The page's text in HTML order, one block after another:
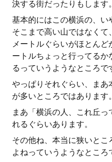
決する街だったりもします。
基本的にはこの横浜の、い
そこまで高い山ではなく
メートルぐらいがほとん
ートルちょっと行ってる
るっていうようなところで
やっぱりそれぐらい、まあ
が多いところではあります。
まあ「横浜の人、これ丘
れるぐらいあります。
その他ね、本当に狭いと
よねっていうようなところ